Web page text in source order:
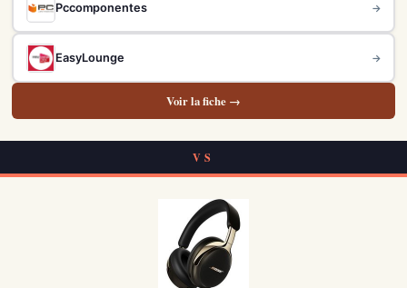
Pccomponentes →
EasyLounge →
Voir la fiche →
VS